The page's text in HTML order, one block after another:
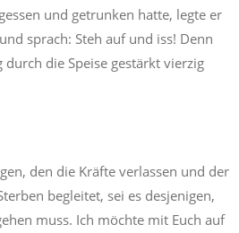
und getrunken hatte, legte er
sprach: Steh auf und iss! Denn
die Speise gestärkt vierzig
den die Kräfte verlassen und der
begleitet, sei es desjenigen,
muss. Ich möchte mit Euch auf